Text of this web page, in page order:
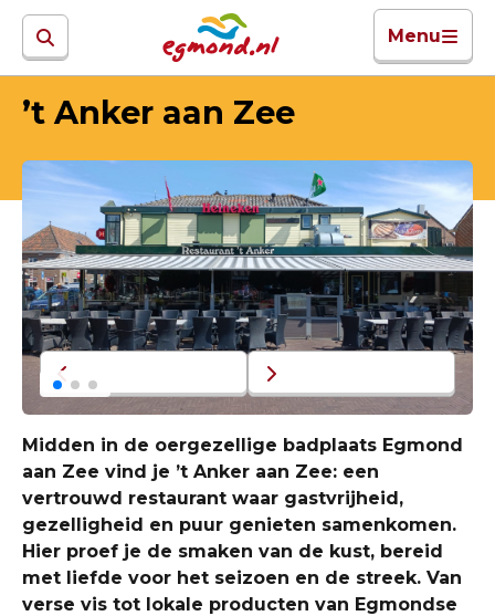
Menu
’t Anker aan Zee
Midden in de oergezellige badplaats Egmond
aan Zee vind je ’t Anker aan Zee: een
vertrouwd restaurant waar gastvrijheid,
gezelligheid en puur genieten samenkomen.
Hier proef je de smaken van de kust, bereid
met liefde voor het seizoen en de streek. Van
verse vis tot lokale producten van Egmondse